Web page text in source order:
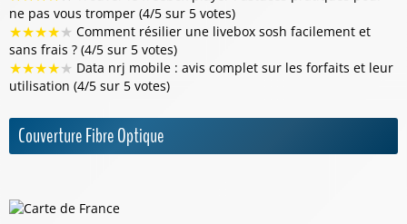
ne pas vous tromper (4/5 sur 5 votes)
★★★★★ Comment résilier une livebox sosh facilement et
sans frais ? (4/5 sur 5 votes)
★★★★★ Data nrj mobile : avis complet sur les forfaits et leur
utilisation (4/5 sur 5 votes)
Couverture Fibre Optique